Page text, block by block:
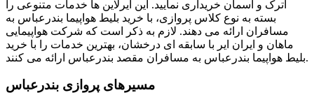
اترک و آسمان خریداری نمایید. این ایرلاین ها خدمات متنوعی را
بسته به نوع کلاس پروازی، با خرید بلیط هواپیما بندرعباس به
مسافران ارائه می دهند. لازم به ذکر است که شرکت هواپیمایی
ماهان و ایران ایر با سابقه ای درخشان، بهترین خدمات را با خرید
بلیط هواپیما بندرعباس به مسافران مقصد بندرعباس ارائه می کنند.
مسیرهای پروازی بندرعباس